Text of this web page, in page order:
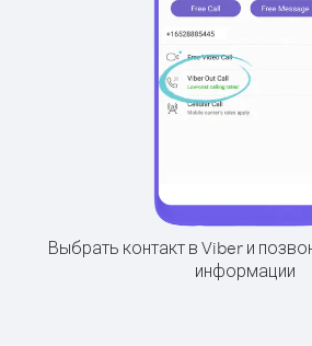
Выбрать контакт в Viber и
информации